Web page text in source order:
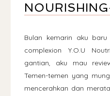
Bulan kemarin aku
complexion Y.O.U
gantian, aku mau
Temen-temen yang
mencerahkan dan